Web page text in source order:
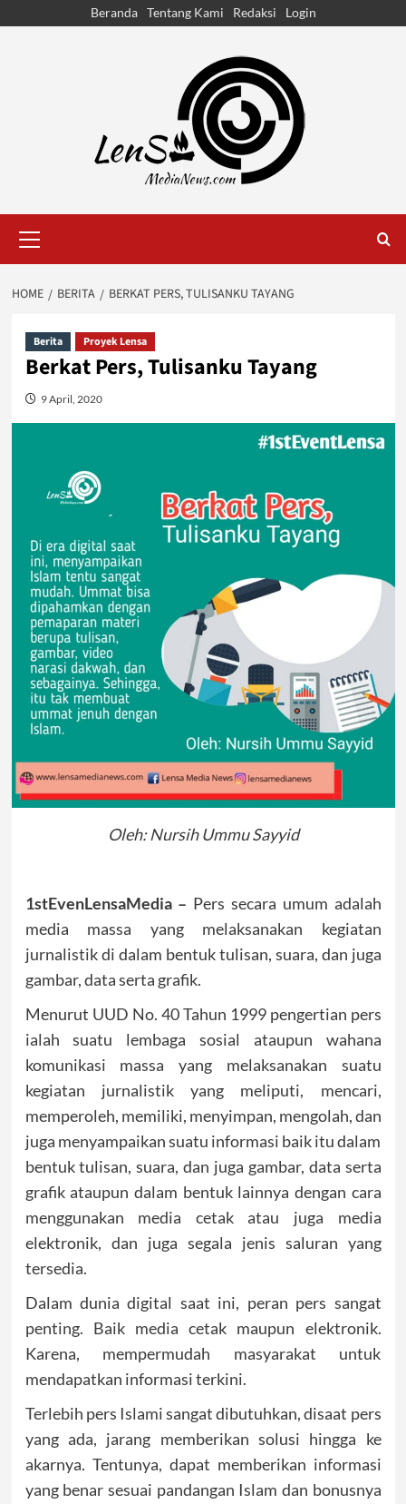
Beranda Tentang Kami Redaksi Login
Menu
HOME BERITA BERKAT PERS, TULISANKU TAYANG
Berita Proyek Lensa
Berkat Pers, Tulisanku Tayang
9 April, 2020
Oleh: Nursih Ummu Sayyid
1stEvenLensaMedia – Pers secara umum adalah
media massa yang melaksanakan kegiatan
jurnalistik di dalam bentuk tulisan, suara, dan juga
gambar, data serta grafik.
Menurut UUD No. 40 Tahun 1999 pengertian pers
ialah suatu lembaga sosial ataupun wahana
komunikasi massa yang melaksanakan suatu
kegiatan jurnalistik yang meliputi, mencari,
memperoleh, memiliki, menyimpan, mengolah, dan
juga menyampaikan suatu informasi baik itu dalam
bentuk tulisan, suara, dan juga gambar, data serta
grafik ataupun dalam bentuk lainnya dengan cara
menggunakan media cetak atau juga media
elektronik, dan juga segala jenis saluran yang
tersedia.
Dalam dunia digital saat ini, peran pers sangat
penting. Baik media cetak maupun elektronik.
Karena, mempermudah masyarakat untuk
mendapatkan informasi terkini.
Terlebih pers Islami sangat dibutuhkan, disaat pers
yang ada, jarang memberikan solusi hingga ke
akarnya. Tentunya, dapat memberikan informasi
yang benar sesuai pandangan Islam dan bonusnya